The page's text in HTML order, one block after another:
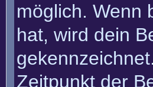
möglich. Wenn
hat, wird dein
Zeitpunkt der